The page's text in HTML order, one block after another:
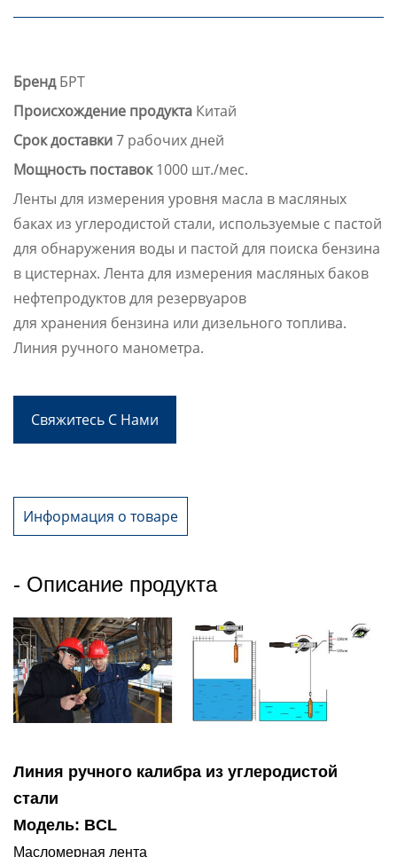
БрендБРТ
Происхождение продукта Китай
Срок доставки7 рабочих дней
Мощность поставок1000 шт./мес.
Ленты для измерения уровня масла в масляных
баках из углеродистой стали, используемые с пастой
для обнаружения воды и пастой для поиска бензина
в цистернах. Лента для измерения масляных баков
нефтепродуктов для резервуаров
для хранения бензина или дизельного топлива.
Линия ручного манометра.
Свяжитесь С Нами
Информация о товаре
- Описание продукта
Линия ручного калибра из углеродистой
стали
Модель: BCL
Масломерная лента